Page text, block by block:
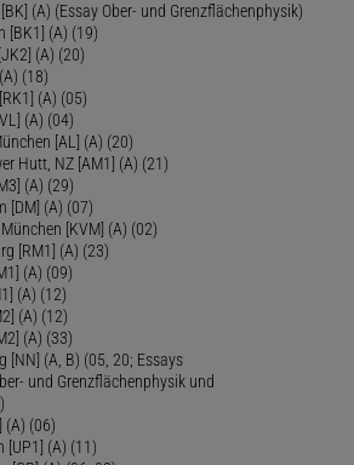
(A) (Essay Ober- und Grenzflächenphysik)
[BK1] (A) (19)
(A) (20)
(18)
(A) (05)
(A) (04)
[AL] (A) (20)
Hutt, NZ [AM1] (A) (21)
(A) (29)
[DM] (A) (07)
[KVM] (A) (02)
[RM1] (A) (23)
(A) (09)
(A) (12)
(A) (12)
(A) (33)
[NN] (A, B) (05, 20; Essays
und Grenzflächenphysik und
(A) (06)
[UP1] (A) (11)